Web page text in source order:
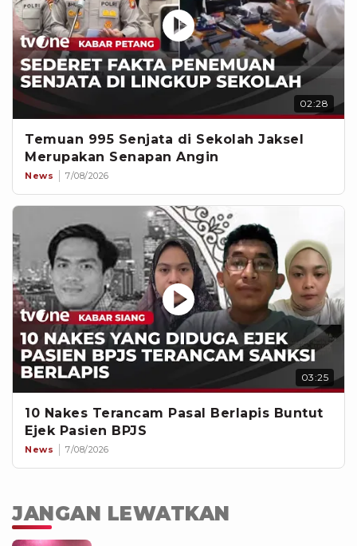
02:28
Temuan 995 Senjata di Sekolah Jaksel
Merupakan Senapan Angin
News 7/08/2026
03:25
10 Nakes Terancam Pasal Berlapis Buntut
Ejek Pasien BPJS
News 7/08/2026
JANGAN LEWATKAN